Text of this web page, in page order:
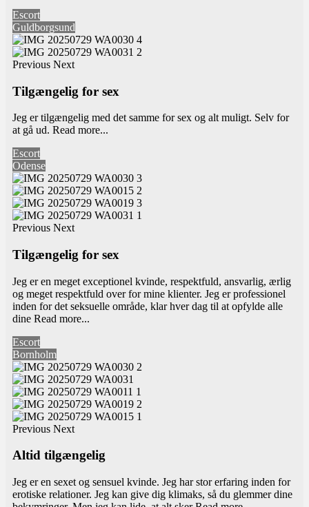
Escort
Guldborgsund
Previous Next
Tilgængelig for sex
Jeg er tilgængelig med det samme for sex og alt muligt. Selv for
at gå ud. Read more...
Escort
Odense
Previous Next
Tilgængelig for sex
Jeg er en meget exceptionel kvinde, respektfuld, ansvarlig, ærlig
og meget respektfuld over for mine klienter. Jeg er professionel
inden for det seksuelle område, klar hver dag til at opfylde alle
dine Read more...
Escort
Bornholm
Previous Next
Altid tilgængelig
Jeg er en sexet og sensuel kvinde. Jeg har stor erfaring inden for
erotiske relationer. Jeg kan give dig klimaks, så du glemmer dine